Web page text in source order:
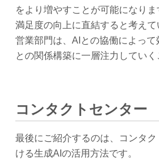
をより増やすことが可能になり
満足度の向上に直結すると考え
営業部門は、AIとの協働によっ
との関係構築に一層注力していく
コンタクトセンター
最後にご紹介するのは、コンタ
ける生成AIの活用方法です。